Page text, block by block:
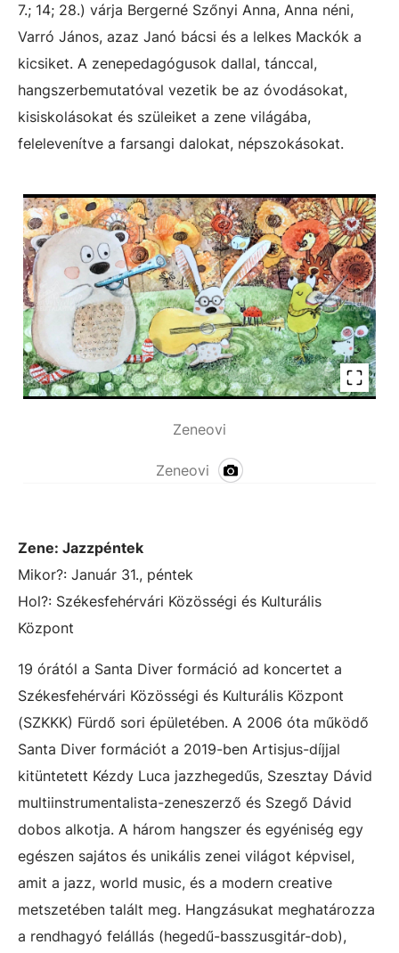
7.; 14; 28.) várja Bergerné Szőnyi Anna, Anna néni,
Varró János, azaz Janó bácsi és a lelkes Mackók a
kicsiket. A zenepedagógusok dallal, tánccal,
hangszerbemutatóval vezetik be az óvodásokat,
kisiskolásokat és szüleiket a zene világába,
felelevenítve a farsangi dalokat, népszokásokat.
Zeneovi
Zeneovi
Zene: Jazzpéntek
Mikor?: Január 31., péntek
Hol?: Székesfehérvári Közösségi és Kulturális
Központ
19 órától a Santa Diver formáció ad koncertet a
Székesfehérvári Közösségi és Kulturális Központ
(SZKKK) Fürdő sori épületében. A 2006 óta működő
Santa Diver formációt a 2019-ben Artisjus-díjjal
kitüntetett Kézdy Luca jazzhegedűs, Szesztay Dávid
multiinstrumentalista-zeneszerző és Szegő Dávid
dobos alkotja. A három hangszer és egyéniség egy
egészen sajátos és unikális zenei világot képvisel,
amit a jazz, world music, és a modern creative
metszetében talált meg. Hangzásukat meghatározza
a rendhagyó felállás (hegedű-basszusgitár-dob),